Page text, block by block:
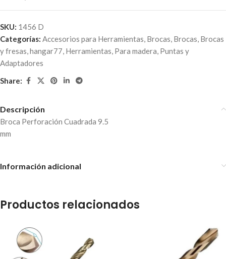
SKU: 1456 D
Categorías: Accesorios para Herramientas, Brocas, Brocas, Brocas
y fresas,hangar77, Herramientas, Para madera, Puntas y
Adaptadores
Share:
Descripción
Broca Perforación Cuadrada 9.5
mm
Información adicional
Productos relacionados